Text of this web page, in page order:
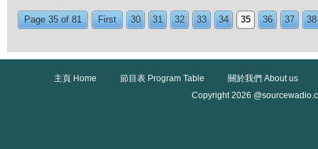
Page 35 of 81 First 30 31 32 33 34 35 36 37 38
主頁 Home 節目表 Program Table
關於我們 About us
Copyright 2026